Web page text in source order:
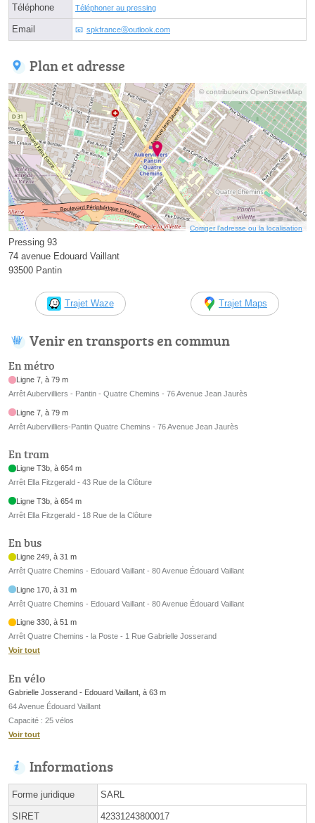
Téléphone Téléphoner au pressing
Email spkfranceⓐoutlook.com
Plan et adresse
© contributeurs OpenStreetMap
Corriger l’adresse ou la localisation
Pressing 93
74 avenue Edouard Vaillant
93500 Pantin
Trajet Waze Trajet Maps
Venir en transports en commun
En métro
Ligne 7, à 79 m
Arrêt Aubervilliers - Pantin - Quatre Chemins - 76 Avenue Jean Jaurès
Ligne 7, à 79 m
Arrêt Aubervilliers-Pantin Quatre Chemins - 76 Avenue Jean Jaurès
En tram
Ligne T3b, à 654 m
Arrêt Ella Fitzgerald - 43 Rue de la Clôture
Ligne T3b, à 654 m
Arrêt Ella Fitzgerald - 18 Rue de la Clôture
En bus
Ligne 249, à 31 m
Arrêt Quatre Chemins - Edouard Vaillant - 80 Avenue Édouard Vaillant
Ligne 170, à 31 m
Arrêt Quatre Chemins - Edouard Vaillant - 80 Avenue Édouard Vaillant
Ligne 330, à 51 m
Arrêt Quatre Chemins - la Poste - 1 Rue Gabrielle Josserand
Voir tout
En vélo
Gabrielle Josserand - Edouard Vaillant, à 63 m
64 Avenue Édouard Vaillant
Capacité : 25 vélos
Voir tout
Informations
Forme juridique SARL
SIRET 42331243800017